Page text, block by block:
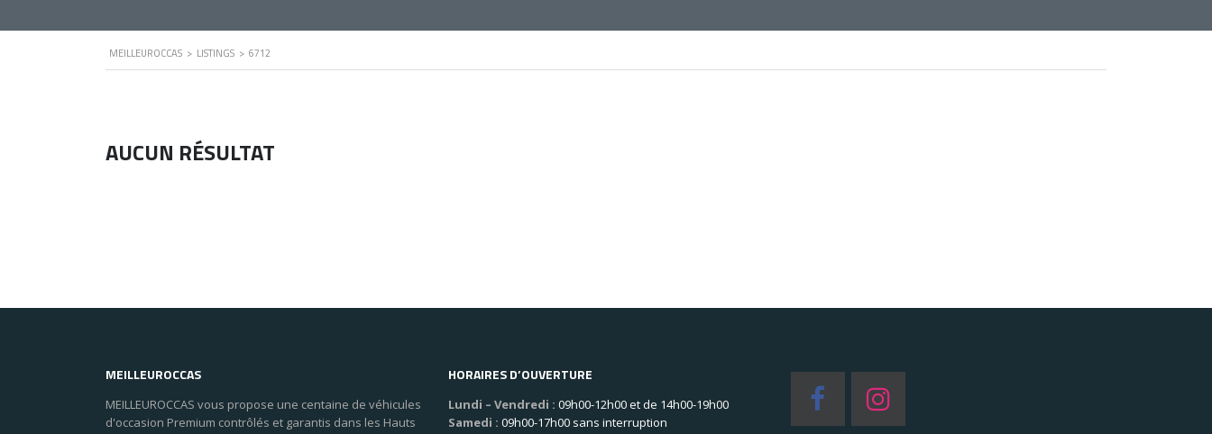
MEILLEUROCCAS > LISTINGS > 6712
AUCUN RÉSULTAT
MEILLEUROCCAS
MEILLEUROCCAS vous propose une centaine de véhicules
d'occasion Premium contrôlés et garantis dans les Hauts
HORAIRES D’OUVERTURE
Lundi – Vendredi : 09h00-12h00 et de 14h00-19h00
Samedi : 09h00-17h00 sans interruption